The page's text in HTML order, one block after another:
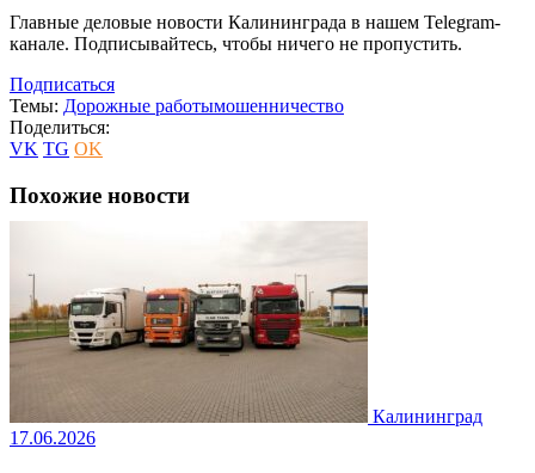
Главные деловые новости Калининграда в нашем Telegram-
канале. Подписывайтесь, чтобы ничего не пропустить.
Подписаться
Темы: Дорожные работымошенничество
Поделиться:
VK TG OK
Похожие новости
Калининград
17.06.2026